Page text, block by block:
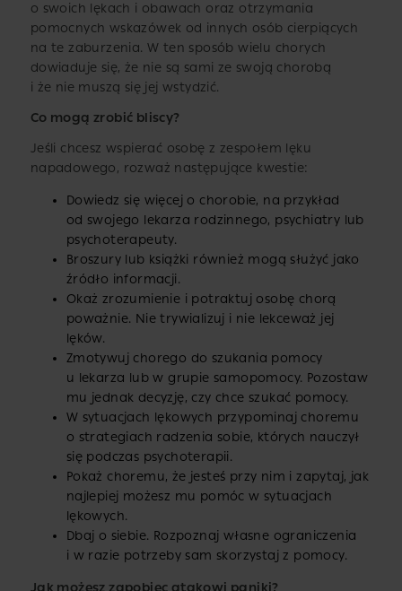
o swoich lękach i obawach oraz otrzymania
pomocnych wskazówek od innych osób cierpiących
na te zaburzenia. W ten sposób wielu chorych
dowiaduje się, że nie są sami ze swoją chorobą
i że nie muszą się jej wstydzić.
Co mogą zrobić bliscy?
Jeśli chcesz wspierać osobę z zespołem lęku
napadowego, rozważ następujące kwestie:
Dowiedz się więcej o chorobie, na przykład
od swojego lekarza rodzinnego, psychiatry lub
psychoterapeuty.
Broszury lub książki również mogą służyć jako
źródło informacji.
Okaż zrozumienie i potraktuj osobę chorą
poważnie. Nie trywializuj i nie lekceważ jej
lęków.
Zmotywuj chorego do szukania pomocy
u lekarza lub w grupie samopomocy. Pozostaw
mu jednak decyzję, czy chce szukać pomocy.
W sytuacjach lękowych przypominaj choremu
o strategiach radzenia sobie, których nauczył
się podczas psychoterapii.
Pokaż choremu, że jesteś przy nim i zapytaj, jak
najlepiej możesz mu pomóc w sytuacjach
lękowych.
Dbaj o siebie. Rozpoznaj własne ograniczenia
i w razie potrzeby sam skorzystaj z pomocy.